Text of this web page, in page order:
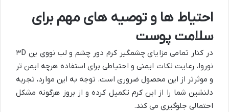
احتیاط ها و توصیه های مهم برای
سلامت پوست
در کنار تمامی مزایای چشمگیر کرم دور چشم و لب نووی ین ۳D
نوروا، رعایت نکات ایمنی و احتیاطی برای استفاده هرچه ایمن تر
و موثرتر از این محصول ضروری است. توجه به این موارد، تجربه
دلنشین شما را از این کرم تکمیل کرده و از بروز هرگونه مشکل
احتمالی جلوگیری می کند.